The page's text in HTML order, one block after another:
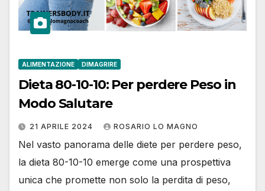
ALIMENTAZIONE DIMAGRIRE
Dieta 80-10-10: Per perdere Peso in
Modo Salutare
21 APRILE 2024 ROSARIO LO MAGNO
Nel vasto panorama delle diete per perdere peso,
la dieta 80-10-10 emerge come una prospettiva
unica che promette non solo la perdita di peso,